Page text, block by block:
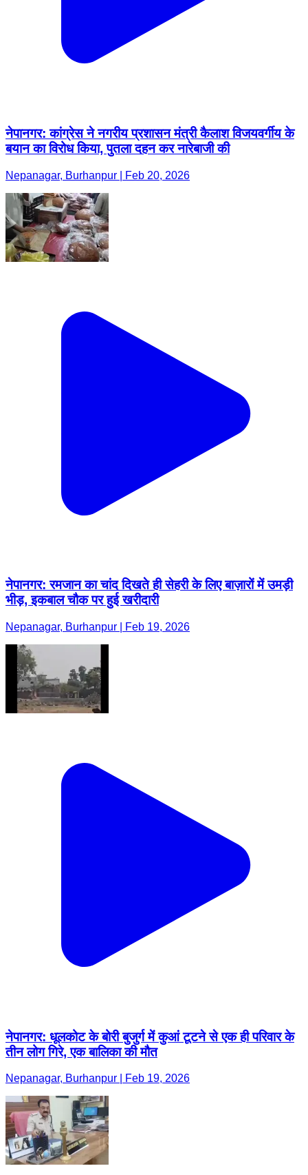
नेपानगर: कांग्रेस ने नगरीय प्रशासन मंत्री कैलाश विजयवर्गीय के
बयान का विरोध किया, पुतला दहन कर नारेबाजी की
Nepanagar, Burhanpur | Feb 20, 2026
नेपानगर: रमजान का चांद दिखते ही सेहरी के लिए बाज़ारों में उमड़ी
भीड़, इकबाल चौक पर हुई खरीदारी
Nepanagar, Burhanpur | Feb 19, 2026
नेपानगर: धूलकोट के बोरी बुजुर्ग में कुआं टूटने से एक ही परिवार के
तीन लोग गिरे, एक बालिका की मौत
Nepanagar, Burhanpur | Feb 19, 2026